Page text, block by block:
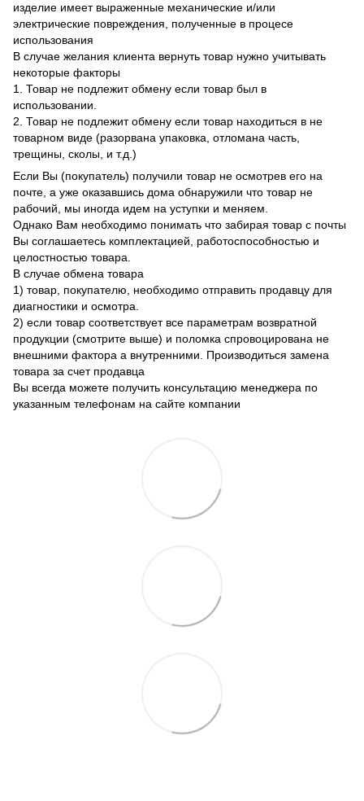
изделие имеет выраженные механические и/или
электрические повреждения, полученные в процесе
использования
В случае желания клиента вернуть товар нужно учитывать
некоторые факторы
1. Товар не подлежит обмену если товар был в
использовании.
2. Товар не подлежит обмену если товар находиться в не
товарном виде (разорвана упаковка, отломана часть,
трещины, сколы, и т.д.)
Если Вы (покупатель) получили товар не осмотрев его на
почте, а уже оказавшись дома обнаружили что товар не
рабочий, мы иногда идем на уступки и меняем.
Однако Вам необходимо понимать что забирая товар с почты
Вы соглашаетесь комплектацией, работоспособностью и
целостностью товара.
В случае обмена товара
1) товар, покупателю, необходимо отправить продавцу для
диагностики и осмотра.
2) если товар соответствует все параметрам возвратной
продукции (смотрите выше) и поломка спровоцирована не
внешними фактора а внутренними. Производиться замена
товара за счет продавца
Вы всегда можете получить консультацию менеджера по
указанным телефонам на сайте компании